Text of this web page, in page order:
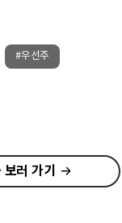
#우선주
러 가기